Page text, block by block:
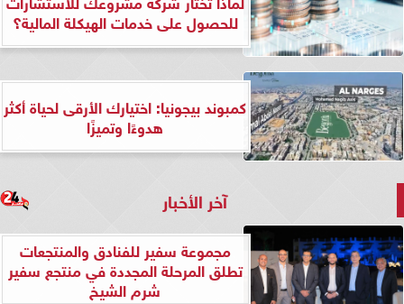
للحصول على خدمات الهيكلة المالية؟
كمبوند بيجونيا: اختيارك الأرقى لحياة أكثر
هدوءًا وتميزًا
آخر الأخبار
مجموعة سفير للفنادق والمنتجعات
تطلق المرحلة المجددة في منتجع سفير
شرم الشيخ